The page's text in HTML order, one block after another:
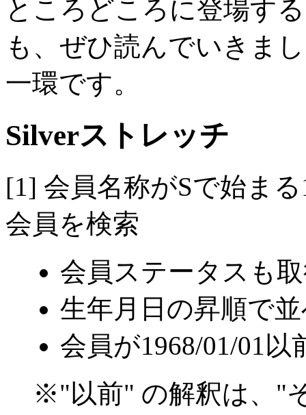
ところどころに登場す
も、ぜひ読んでいきま
一環です。
Silverストレッチ
[1] 会員名称がSで始ま
会員を検索
会員ステータスも
生年月日の昇順で
会員が1968/01/01
※"以前" の解釈は、"